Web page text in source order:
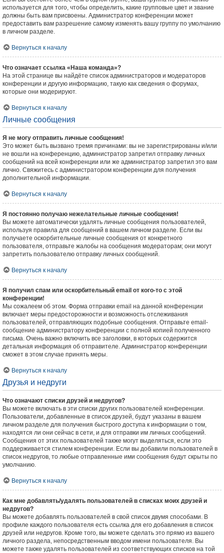
используется для того, чтобы определить, какие групповые цвет и звание
должны быть вам присвоены. Администратор конференции может
предоставить вам разрешение самому изменять вашу группу по умолчанию
в личном разделе.
Вернуться к началу
Что означает ссылка «Наша команда»?
На этой странице вы найдёте список администраторов и модераторов
конференции и другую информацию, такую как сведения о форумах,
которые они модерируют.
Вернуться к началу
Личные сообщения
Я не могу отправить личные сообщения!
Это может быть вызвано тремя причинами: вы не зарегистрированы и/или
не вошли на конференцию, администратор запретил отправку личных
сообщений на всей конференции или же администратор запретил это вам
лично. Свяжитесь с администратором конференции для получения
дополнительной информации.
Вернуться к началу
Я постоянно получаю нежелательные личные сообщения!
Вы можете автоматически удалять личные сообщения пользователей,
используя правила для сообщений в вашем личном разделе. Если вы
получаете оскорбительные личные сообщения от конкретного
пользователя, отправьте жалобы на сообщения модераторам; они могут
запретить пользователю отправку личных сообщений.
Вернуться к началу
Я получил спам или оскорбительный email от кого-то с этой
конференции!
Мы сожалеем об этом. Форма отправки email на данной конференции
включает меры предосторожности и возможность отслеживания
пользователей, отправляющих подобные сообщения. Отправьте email-
сообщение администратору конференции с полной копией полученного
письма. Очень важно включить все заголовки, в которых содержится
детальная информация об отправителе. Администратор конференции
сможет в этом случае принять меры.
Вернуться к началу
Друзья и недруги
Что означают списки друзей и недругов?
Вы можете включать в эти списки других пользователей конференции.
Пользователи, добавленные в список друзей, будут указаны в вашем
личном разделе для получения быстрого доступа к информации о том,
находятся ли они сейчас в сети, и для отправки им личных сообщений.
Сообщения от этих пользователей также могут выделяться, если это
поддерживается стилем конференции. Если вы добавили пользователей в
список недругов, то любые отправленные ими сообщения будут скрыты по
умолчанию.
Вернуться к началу
Как мне добавлять/удалять пользователей в списках моих друзей и
недругов?
Вы можете добавлять пользователей в свой список двумя способами. В
профиле каждого пользователя есть ссылка для его добавления в список
друзей или недругов. Кроме того, вы можете сделать это прямо из вашего
личного раздела, непосредственным вводом имени пользователя. Вы
можете также удалять пользователей из соответствующих списков на той